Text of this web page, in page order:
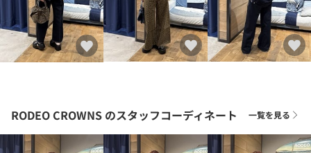
RODEO CROWNS のスタッフコーディネート 一覧を見る